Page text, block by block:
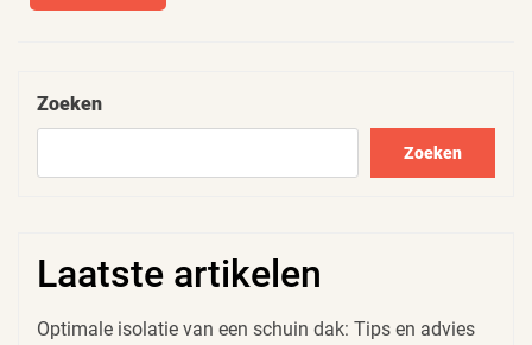
More
Zoeken
Zoeken
Laatste artikelen
Optimale isolatie van een schuin dak: Tips en advies